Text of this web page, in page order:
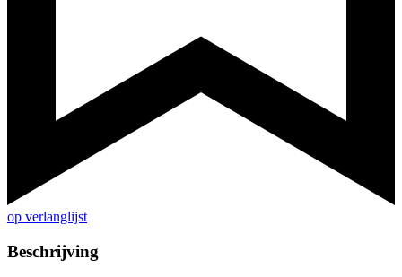
op verlanglijst
Beschrijving